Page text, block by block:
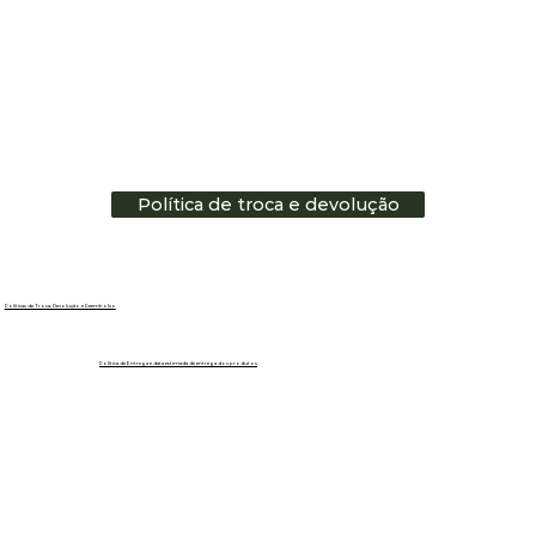
Política de Entrega e data estimada de entrega dos produtos
Políticas de Troca, Devolução e Reembolso
Política de troca e devolução